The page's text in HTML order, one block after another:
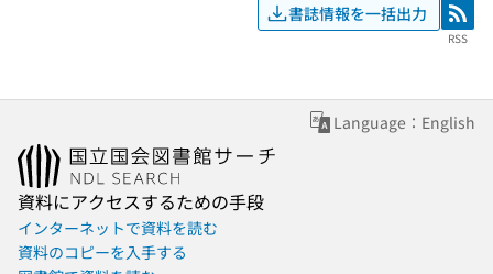
書誌情報を一括出力 RSS
RSS
Language：English
資料にアクセスするための手段
インターネットで資料を読む
資料のコピーを入手する